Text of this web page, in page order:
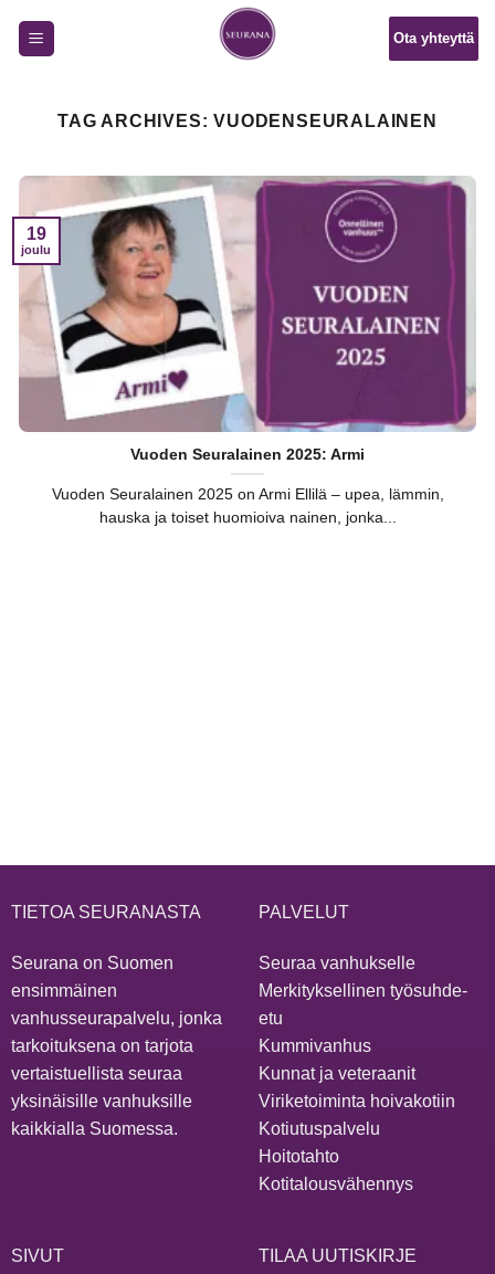
Ota yhteyttä
TAG ARCHIVES:VUODENSEURALAINEN
Vuoden Seuralainen 2025: Armi
Vuoden Seuralainen 2025 on Armi Ellilä – upea, lämmin,
hauska ja toiset huomioiva nainen, jonka...
19
joulu
TIETOA SEURANASTA
Seurana on Suomen
ensimmäinen
vanhusseurapalvelu, jonka
tarkoituksena on tarjota
vertaistuellista seuraa
yksinäisille vanhuksille
kaikkialla Suomessa.
PALVELUT
Seuraa vanhukselle
Merkityksellinen työsuhde-
etu
Kummivanhus
Kunnat ja veteraanit
Viriketoiminta hoivakotiin
Kotiutuspalvelu
Hoitotahto
Kotitalousvähennys
SIVUT TILAA UUTISKIRJE